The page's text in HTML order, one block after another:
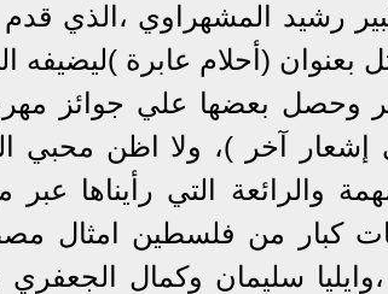
رشيد المشهراوي ،الذي
بعنوان (أحلام عابرة )ليضيفه
وحصل بعضها علي جوائز
إشعار آخر )، ولا اظن محبي
والرائعة التي رأيناها عبر
كبار من فلسطين امثال
سليمان وكمال